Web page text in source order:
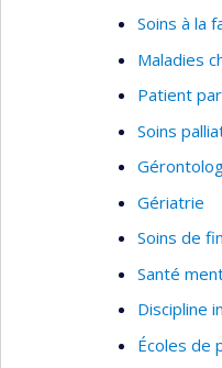
Soins à la
Maladies
Patient
Soins
Gériatrie
Soins de
Santé
Discipline
Écoles de